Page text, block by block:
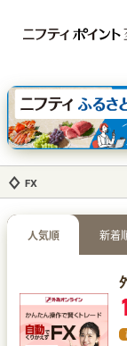
dカード GOLD 三
【実質初月無料】
SBI証券 確定拠出年
FX
人気順 新着